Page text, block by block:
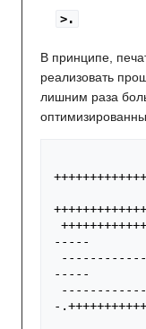
>.
В принципе,
реализовать
лишним раза
++++++++++++
-----
-----
- .